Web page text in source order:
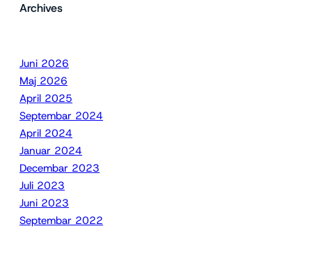
Archives
Juni 2026
Maj 2026
April 2025
Septembar 2024
April 2024
Januar 2024
Decembar 2023
Juli 2023
Juni 2023
Septembar 2022